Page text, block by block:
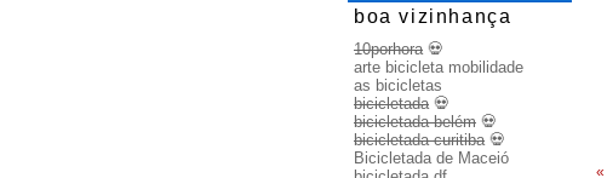
«
boa vizinhança
10porhora💀
arte bicicleta mobilidade
as bicicletas
bicicletada💀
bicicletada belém 💀
bicicletada curitiba💀
Bicicletada de Maceió